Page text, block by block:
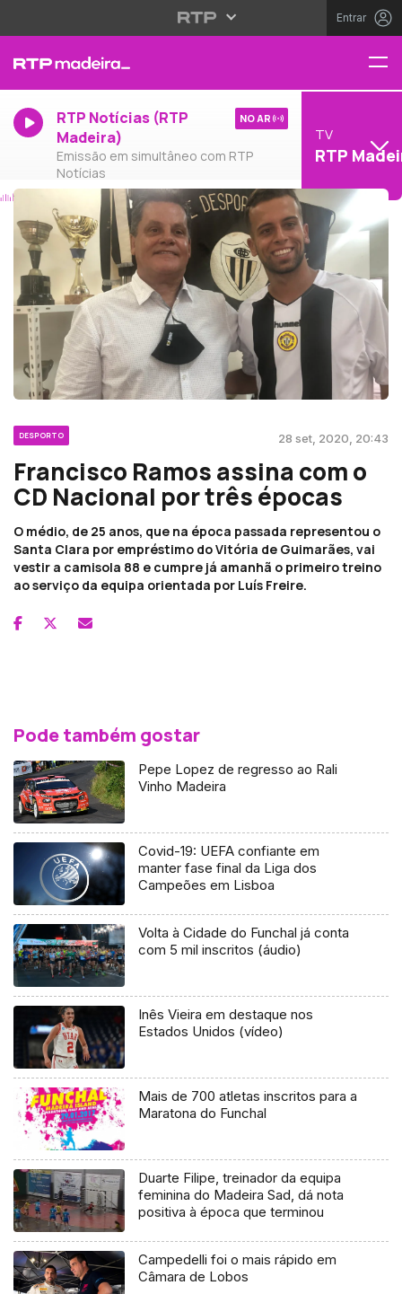
Entrar
RTP Notícias (RTP
Madeira)
Emissão em simultâneo com RTP
Notícias
NO AR
TV
RTP
DESPORTO 28 set, 2020, 20:43
Francisco Ramos assina com o
CD Nacional por três épocas
O médio, de 25 anos, que na época passada representou o
Santa Clara por empréstimo do Vitória de Guimarães, vai
vestir a camisola 88 e cumpre já amanhã o primeiro treino
ao serviço da equipa orientada por Luís Freire.
Pode também gostar
Pepe Lopez de regresso ao Rali
Vinho Madeira
Covid-19: UEFA confiante em
manter fase final da Liga dos
Campeões em Lisboa
Volta à Cidade do Funchal já conta
com 5 mil inscritos (áudio)
Inês Vieira em destaque nos
Estados Unidos (vídeo)
Mais de 700 atletas inscritos para a
Maratona do Funchal
Duarte Filipe, treinador da equipa
feminina do Madeira Sad, dá nota
positiva à época que terminou
Campedelli foi o mais rápido em
Câmara de Lobos